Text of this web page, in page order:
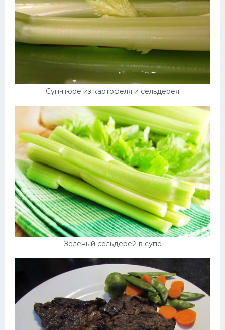
Суп-пюре из картофеля и сельдерея
Зеленый сельдерей в супе